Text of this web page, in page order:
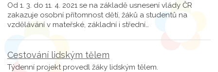
Od 1. 3. do 11. 4. 2021 se na základě usnesení vlády ČR
zakazuje osobní přítomnost dětí, žáků a studentů na
vzdělávání v mateřské, základní i střední…
Cestování lidským tělem
Týdenní projekt provedl žáky lidským tělem.